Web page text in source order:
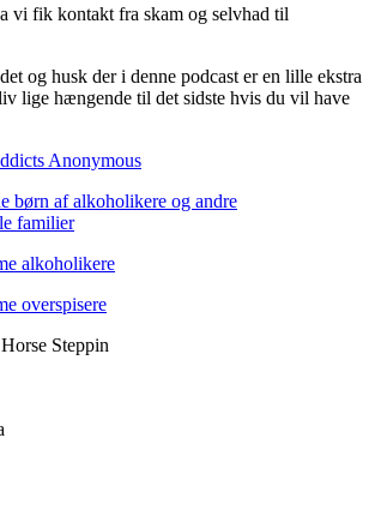
vi fik kontakt fra skam og selvhad til
og husk der i denne podcast er en lille ekstra
lige hængende til det sidste hvis du vil have
Anonymous
børn af alkoholikere og andre
familier
alkoholikere
overspisere
Steppin